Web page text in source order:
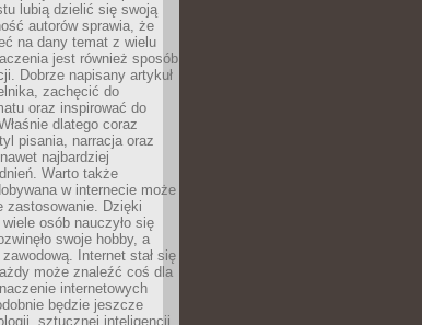
lubią dzielić się swoją
autorów sprawia, że
na dany temat z wielu
jest również sposób
Dobrze napisany artykuł
zachęcić do
oraz inspirować do
dlatego coraz
pisania, narracja oraz
najbardziej
Warto także
w internecie może
zastosowanie. Dzięki
osób nauczyło się
swoje hobby, a
Internet stał się
może znaleźć coś dla
internetowych
będzie jeszcze
sztucznej inteligencji